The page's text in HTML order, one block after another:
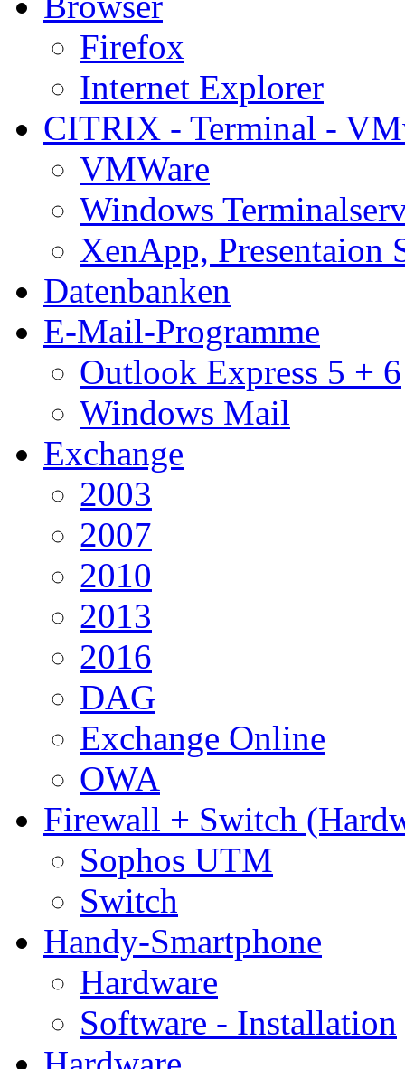
Firefox
Internet Explorer
CITRIX - Terminal -
VMWare
Windows
XenApp, Presentaion
Datenbanken
E-Mail-Programme
Outlook Express 5 + 6
Windows Mail
Exchange
2003
2007
2010
2013
2016
DAG
Exchange Online
OWA
Firewall + Switch
Sophos UTM
Switch
Handy-Smartphone
Hardware
Software - Installation